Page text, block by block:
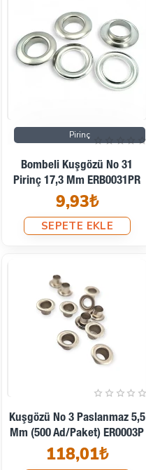
Pirinç
Bombeli Kuşgözü No 31
Pirinç 17,3 Mm ERB0031PR
9,93₺
SEPETE EKLE
Kuşgözü No 3 Paslanmaz 5,5
Mm (500 Ad/Paket) ER0003P
118,01₺